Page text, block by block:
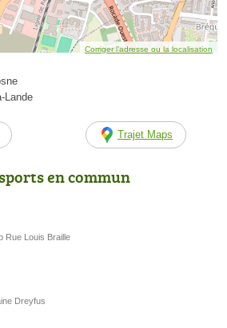
Corriger l’adresse ou la localisation
Lande
Trajet Maps
en commun
Rue Louis Braille
Dreyfus